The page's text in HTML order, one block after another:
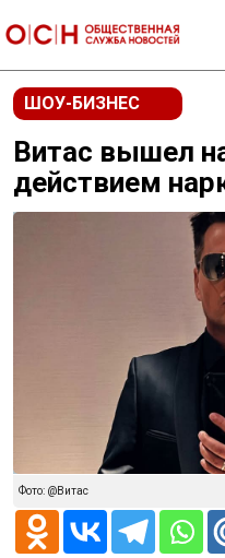
ШОУ-БИЗНЕС
Витас вышел
действием
Фото: @Витас